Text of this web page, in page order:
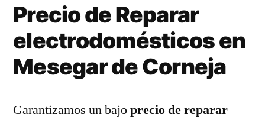
Precio de Reparar
electrodomésticos en
Mesegar de Corneja
Garantizamos un bajoprecio de reparar